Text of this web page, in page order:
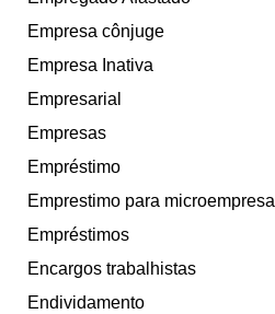
Empresa cônjuge
Empresa Inativa
Empresarial
Empresas
Empréstimo
Emprestimo para microempresa
Empréstimos
Encargos trabalhistas
Endividamento